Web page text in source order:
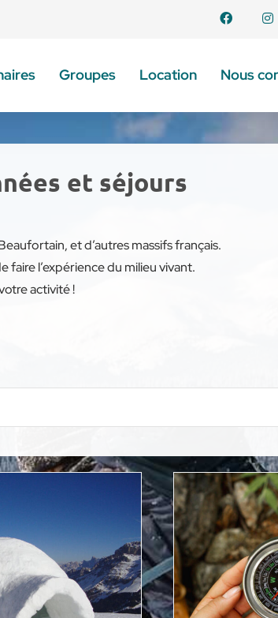
Groupes Location Nous
et séjours
et d’autres massifs français.
l’expérience du milieu vivant.
activité !